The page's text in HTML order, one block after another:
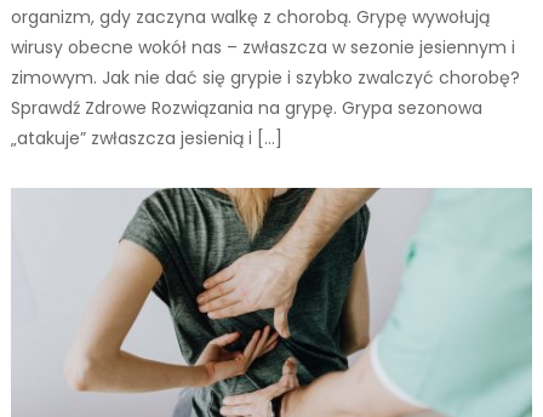
organizm, gdy zaczyna walkę z chorobą. Grypę wywołują
wirusy obecne wokół nas – zwłaszcza w sezonie jesiennym i
zimowym. Jak nie dać się grypie i szybko zwalczyć chorobę?
Sprawdź Zdrowe Rozwiązania na grypę. Grypa sezonowa
„atakuje” zwłaszcza jesienią i […]